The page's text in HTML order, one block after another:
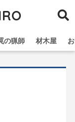
の猟師 材木屋